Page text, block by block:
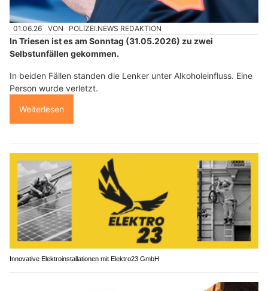
01.06.26 VON POLIZEI.NEWS REDAKTION
In Triesen ist es am Sonntag (31.05.2026) zu zwei
Selbstunfällen gekommen.
In beiden Fällen standen die Lenker unter Alkoholeinfluss. Eine
Person wurde verletzt.
Weiterlesen
Innovative Elektroinstallationen mit Elektro23 GmbH